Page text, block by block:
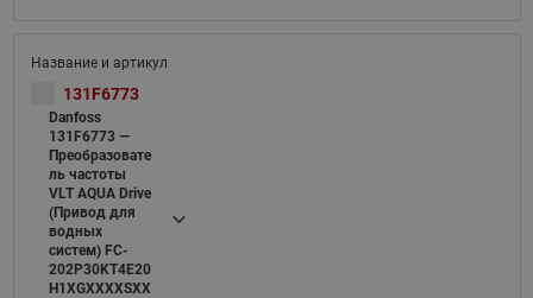
131F6773
Danfoss
131F6773 —
Преобразовате
ль частоты
VLT AQUA Drive
(Привод для
водных
систем) FC-
202P30KT4E20
H1XGXXXXSXX